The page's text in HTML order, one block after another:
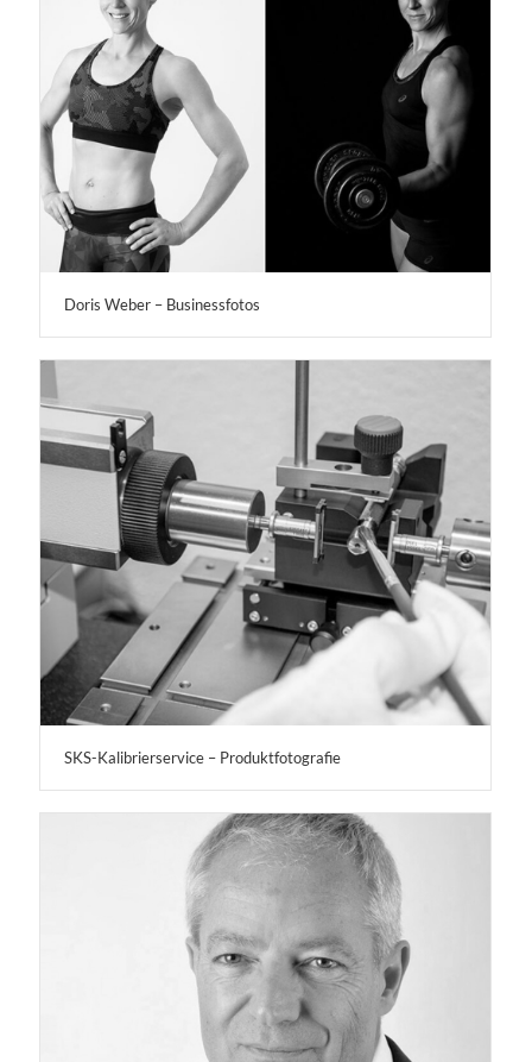
Doris Weber – Businessfotos
SKS-Kalibrierservice – Produktfotografie